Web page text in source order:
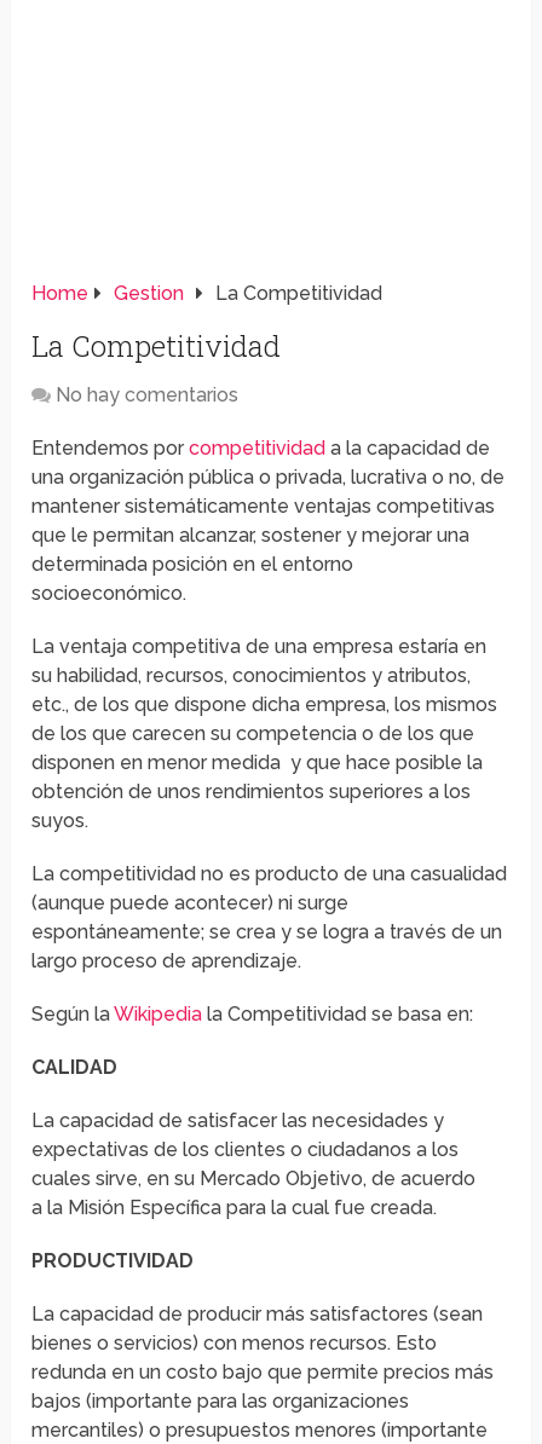
Home Gestion La Competitividad
La Competitividad
No hay comentarios
Entendemos porcompetitividad a la capacidad de
una organización pública o privada, lucrativa o no, de
mantener sistemáticamente ventajas competitivas
que le permitan alcanzar, sostener y mejorar una
determinada posición en el entorno
socioeconómico.
La ventaja competitiva de una empresa estaría en
su habilidad, recursos, conocimientos y atributos,
etc., de los que dispone dicha empresa, los mismos
de los que carecen su competencia o de los que
disponen en menor medida y que hace posible la
obtención de unos rendimientos superiores a los
suyos.
La competitividad no es producto de una casualidad
(aunque puede acontecer) ni surge
espontáneamente; se crea y se logra a través de un
largo proceso de aprendizaje.
Según laWikipedia la Competitividad se basa en:
CALIDAD
La capacidad de satisfacer las necesidades y
expectativas de los clientes o ciudadanos a los
cuales sirve, en su Mercado Objetivo, de acuerdo
a la Misión Específica para la cual fue creada.
PRODUCTIVIDAD
La capacidad de producir más satisfactores (sean
bienes o servicios) con menos recursos. Esto
redunda en un costo bajo que permite precios más
bajos (importante para las organizaciones
mercantiles) o presupuestos menores (importante